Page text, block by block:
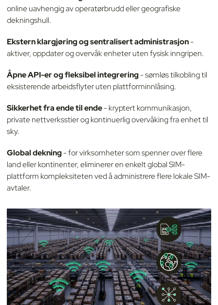
online uavhengig av operatørbrudd eller geografiske
dekningshull.
Ekstern klargjøring og sentralisert administrasjon-
aktiver, oppdater og overvåk enheter uten fysisk inngripen.
Åpne API-er og fleksibel integrering- sømløs tilkobling til
eksisterende arbeidsflyter uten plattforminnlåsing.
Sikkerhet fra ende til ende- kryptert kommunikasjon,
private nettverksstier og kontinuerlig overvåking fra enhet til
sky.
Global dekning- for virksomheter som spenner over flere
land eller kontinenter, eliminerer en enkelt global SIM-
plattform kompleksiteten ved å administrere flere lokale SIM-
avtaler.